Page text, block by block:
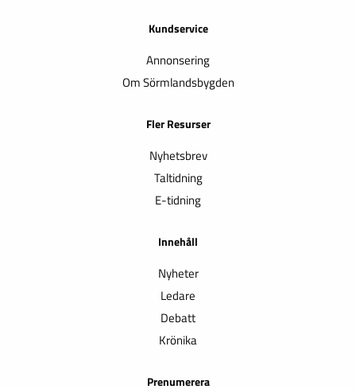
Kundservice
Annonsering
Om Sörmlandsbygden
Fler Resurser
Nyhetsbrev
Taltidning
E-tidning
Innehåll
Nyheter
Ledare
Debatt
Krönika
Prenumerera